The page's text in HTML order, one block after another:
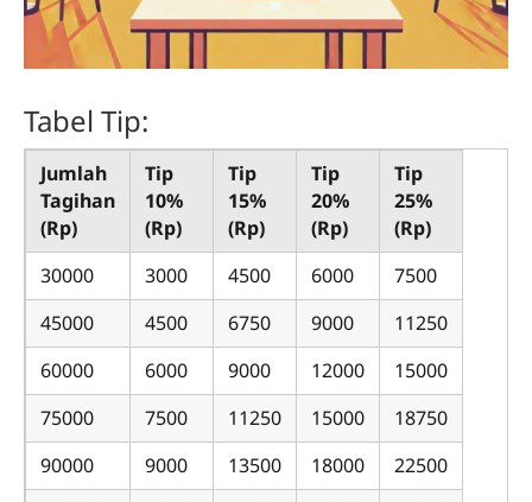
Tabel Tip:
Jumlah
Tagihan
(Rp)
Tip
10%
(Rp)
Tip
15%
(Rp)
Tip
20%
(Rp)
Tip
25%
(Rp)
30000
3000 4500 6000
7500
45000
4500 6750 9000
11250
60000
6000 9000 12000
15000
75000
7500 11250 15000
18750
90000
9000 13500 18000
22500